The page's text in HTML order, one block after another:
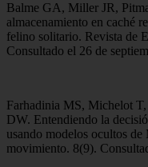
Balme GA, Miller JR,
almacenamiento en caché
felino solitario. Revista de
Consultado el 26 de
Farhadinia MS, Michelot
DW. Entendiendo la
usando modelos ocultos
movimiento. 8(9).